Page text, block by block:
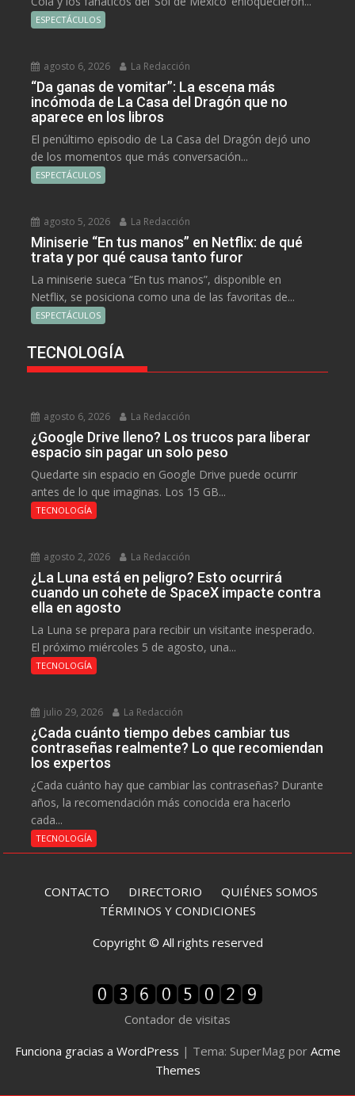
ESPECTÁCULOS
agosto 6, 2026 La Redacción
“Da ganas de vomitar”: La escena más
incómoda de La Casa del Dragón que no
aparece en los libros
El penúltimo episodio de La Casa del Dragón dejó uno
de los momentos que más conversación...
ESPECTÁCULOS
agosto 5, 2026 La Redacción
Miniserie “En tus manos” en Netflix: de qué
trata y por qué causa tanto furor
La miniserie sueca “En tus manos”, disponible en
Netflix, se posiciona como una de las favoritas de...
ESPECTÁCULOS
TECNOLOGÍA
agosto 6, 2026 La Redacción
¿Google Drive lleno? Los trucos para liberar
espacio sin pagar un solo peso
Quedarte sin espacio en Google Drive puede ocurrir
antes de lo que imaginas. Los 15 GB...
TECNOLOGÍA
agosto 2, 2026 La Redacción
¿La Luna está en peligro? Esto ocurrirá
cuando un cohete de SpaceX impacte contra
ella en agosto
La Luna se prepara para recibir un visitante inesperado.
El próximo miércoles 5 de agosto, una...
TECNOLOGÍA
julio 29, 2026 La Redacción
¿Cada cuánto tiempo debes cambiar tus
contraseñas realmente? Lo que recomiendan
los expertos
¿Cada cuánto hay que cambiar las contraseñas? Durante
años, la recomendación más conocida era hacerlo
cada...
TECNOLOGÍA
CONTACTO DIRECTORIO QUIÉNES SOMOS
TÉRMINOS Y CONDICIONES
Copyright © All rights reserved
Contador de visitas
Funciona gracias a WordPress | Tema: SuperMag por Acme
Themes